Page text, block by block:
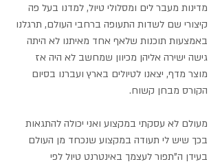
מדינות מעבר לים ומסלולי טיול, למדנו בעל פה
קיצורי שם לשדות התעופה ברחבי העולם, תרגלנו
באמצעות תוכנות שלאף אחד מאיתנו לא היתה
גישה ישירה אליהן מכיוון שמחשב לא היה אז
מוצר מדף, יצאנו לטיולים בארץ ועברנו בסיום
הקורס מבחן קשוח.
מעולם לא עסקתי במקצוע ואני יכולה להתגאות
בכך שיש לי תעודה במקצוע שנכחד מן העולם
בעידן ה"תפור לעצמך באינטרנט טיול לפי